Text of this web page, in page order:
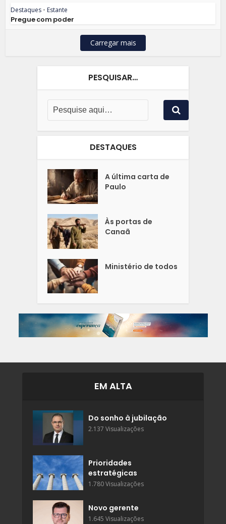
Destaques • Estante
Pregue com poder
Carregar mais
PESQUISAR…
DESTAQUES
A última carta de
Paulo
Às portas de
Canaã
Ministério de todos
EM ALTA
Do sonho à jubilação
2.137 Visualizações
Prioridades
estratégicas
1.780 Visualizações
Novo gerente
1.645 Visualizações